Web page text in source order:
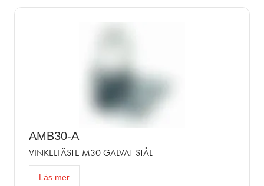
AMB30-A
VINKELFÄSTE M30 GALVAT STÅL
Läs mer